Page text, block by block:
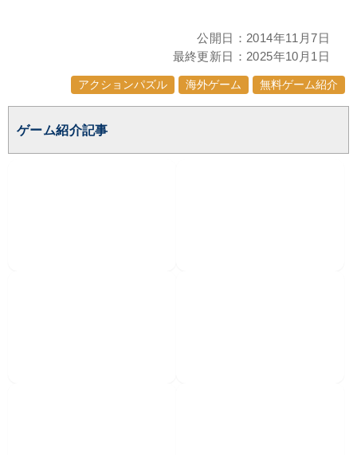
公開日： 2014年11月7日
最終更新日： 2025年10月1日
アクションパズル 海外ゲーム 無料ゲーム紹介
ゲーム紹介記事